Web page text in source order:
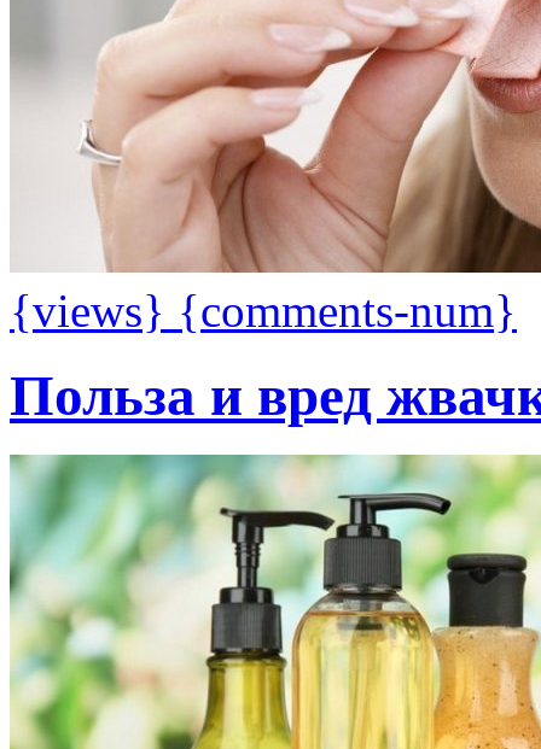
{views} {comments-num}
Польза и вред